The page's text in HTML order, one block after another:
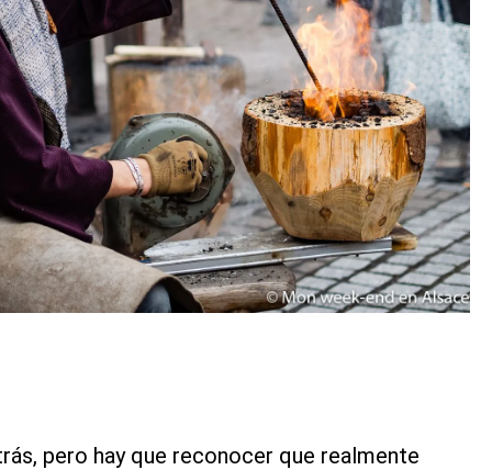
pero hay que reconocer que realmente